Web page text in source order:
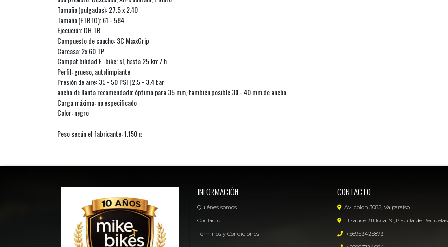
Tamaño (pulgadas): 27.5 x 2.40
Tamaño (ETRTO): 61 - 584
Ejecución: DH TR
Compuesto de caucho: 3C MaxxGrip
Carcasa: 2x 60 TPI
Compatibilidad E -bike: sí, hasta 25 km / h
Perfil: grueso, autolimpiante
Presión de aire: 35 - 50 PSI | 2.5 - 3.4 bar
ancho de llanta recomendado: óptimo para 35 mm, también posible 30 - 40 mm de ancho
Carga máxima: no especificado
Color: negro
Peso según el fabricante: 1.150 g
INFORMACIÓN
Quiénes somos
Contacto
Términos y Condiciones
CONTACTO
Av. colon 3085, Valparaíso
El sauce 311 local 9 , Placilla de Peñuelas
+56953425873